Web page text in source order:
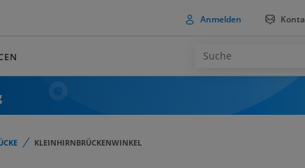
Anmelden
KLEINHIRNBRÜCKENWINKEL